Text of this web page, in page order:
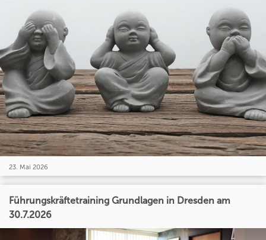
23. Mai 2026
Führungskräftetraining Grundlagen in Dresden am
30.7.2026